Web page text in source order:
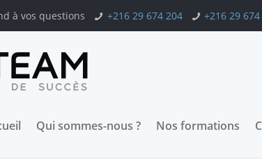
à vos questions +216 29 674 204 +216 29 674
Qui sommes-nous ? Nos formations